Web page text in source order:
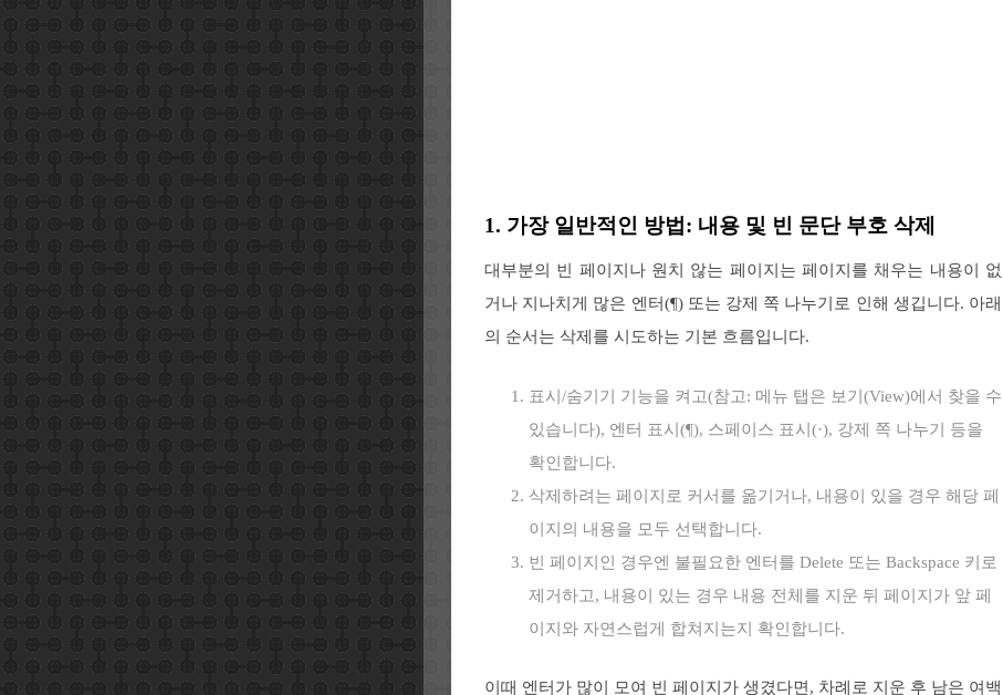
1. 가장 일반적인 방법: 내용 및 빈 문단 부호 삭제
대부분의 빈 페이지나 원치 않는 페이지는 페이지를 채우는 내용이 없
거나 지나치게 많은 엔터(¶) 또는 강제 쪽 나누기로 인해 생깁니다. 아래
의 순서는 삭제를 시도하는 기본 흐름입니다.
표시/숨기기 기능을 켜고(참고: 메뉴 탭은 보기(View)에서 찾을 수
있습니다), 엔터 표시(¶), 스페이스 표시(·), 강제 쪽 나누기 등을
확인합니다.
삭제하려는 페이지로 커서를 옮기거나, 내용이 있을 경우 해당 페
이지의 내용을 모두 선택합니다.
빈 페이지인 경우엔 불필요한 엔터를 Delete 또는 Backspace 키로
제거하고, 내용이 있는 경우 내용 전체를 지운 뒤 페이지가 앞 페
이지와 자연스럽게 합쳐지는지 확인합니다.
이때 엔터가 많이 모여 빈 페이지가 생겼다면, 차례로 지운 후 남은 여백